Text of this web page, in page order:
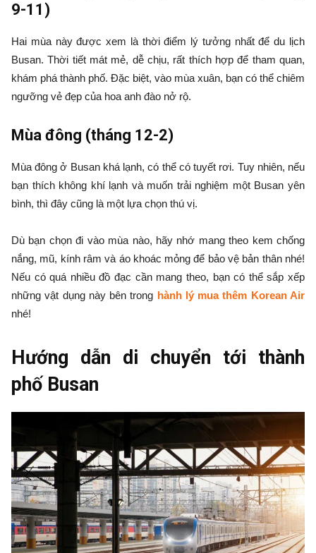
9-11)
Hai mùa này được xem là thời điểm lý tưởng nhất để du lịch
Busan. Thời tiết mát mẻ, dễ chịu, rất thích hợp để tham quan,
khám phá thành phố. Đặc biệt, vào mùa xuân, bạn có thể chiêm
ngưỡng vẻ đẹp của hoa anh đào nở rộ.
Mùa đông (tháng 12-2)
Mùa đông ở Busan khá lạnh, có thể có tuyết rơi. Tuy nhiên, nếu
bạn thích không khí lạnh và muốn trải nghiệm một Busan yên
bình, thì đây cũng là một lựa chọn thú vị.
Dù bạn chọn đi vào mùa nào, hãy nhớ mang theo kem chống
nắng, mũ, kính râm và áo khoác mỏng để bảo vệ bản thân nhé!
Nếu có quá nhiều đồ đạc cần mang theo, bạn có thể sắp xếp
những vật dụng này bên trong hành lý mua thêm Korean Air
nhé!
Hướng dẫn di chuyển tới thành
phố Busan